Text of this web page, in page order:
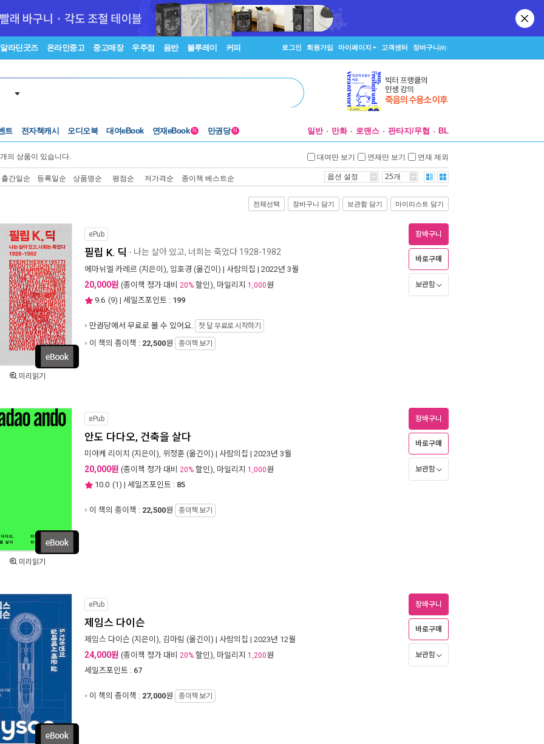
알라딘굿즈 온라인중고 중고매장 우주점 음반 블루레이 커피 로그인 회원가입 마이페이지 고객센터 장바구니(0)
트 전자책캐시 오디오북 대여eBook 연재eBook N 만권당 N 일반 만화 로맨스 판타지/무협 BL
개의 상품이 있습니다. 대여만 보기 연재만 보기 연재 제외
출간일순 등록일순 상품명순 평점순 저가격순 종이책 베스트순 옵션 설정 25개
전체선택 장바구니 담기 보관함 담기 마이리스트 담기
미리읽기
ePub
필립 K. 딕 - 나는 살아 있고, 너희는 죽었다 1928-1982
에마뉘엘 카레르 (지은이), 임호경 (옮긴이) | 사람의집 | 2022년 3월
20,000원 (종이책 정가 대비 20% 할인), 마일리지 1,000원
9.6 (9) | 세일즈포인트 : 199
만권당에서 무료로 볼 수 있어요. 첫 달 무료로 시작하기
이 책의 종이책 : 22,500원 종이책 보기
장바구니
바로구매
보관함
미리읽기
ePub
안도 다다오, 건축을 살다
미야케 리이치 (지은이), 위정훈 (옮긴이) | 사람의집 | 2023년 3월
20,000원 (종이책 정가 대비 20% 할인), 마일리지 1,000원
10.0 (1) | 세일즈포인트 : 85
이 책의 종이책 : 22,500원 종이책 보기
장바구니
바로구매
보관함
ePub
제임스 다이슨
제임스 다이슨 (지은이), 김마림 (옮긴이) | 사람의집 | 2023년 12월
24,000원 (종이책 정가 대비 20% 할인), 마일리지 1,200원
세일즈포인트 : 67
이 책의 종이책 : 27,000원 종이책 보기
장바구니
바로구매
보관함